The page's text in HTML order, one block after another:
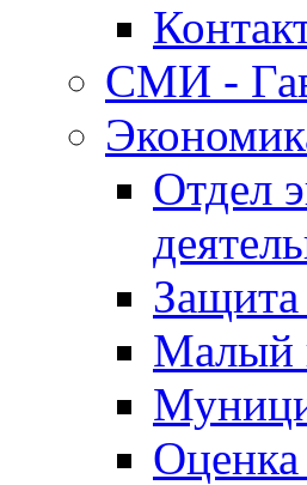
СМИ -
Отдел
Защита
Малый
Оценка